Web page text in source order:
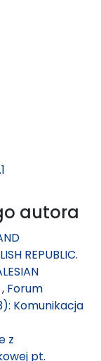
autora
REPUBLIC.
, Forum
Komunikacja
z
pt.